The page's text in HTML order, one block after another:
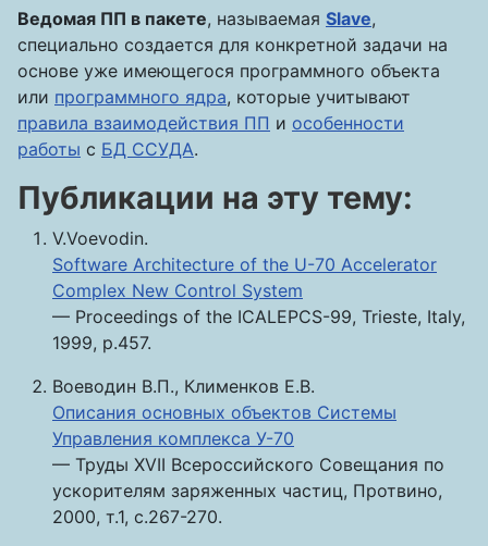
Ведомая ПП в пакете, называемая Slave,
специально создается для конкретной задачи на
основе уже имеющегося программного объекта
или программного ядра, которые учитывают
правила взаимодействия ПП и особенности
работы с БД ССУДА.
Публикации на эту тему:
V.Voevodin.
Software Architecture of the U-70 Accelerator
Complex New Control System
— Proceedings of the ICALEPCS-99, Trieste, Italy,
1999, p.457.
Воеводин В.П., Клименков Е.В.
Описания основных объектов Системы
Управления комплекса У-70
— Труды XVII Всероссийского Совещания по
ускорителям заряженных частиц, Протвино,
2000, т.1, с.267-270.